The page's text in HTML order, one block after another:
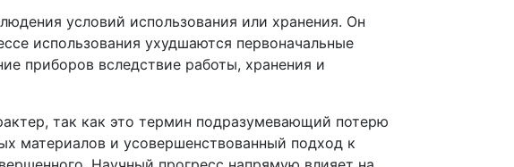
условий использования или хранения. Он
использования ухудшаются первоначальные
приборов вследствие работы, хранения и
так как это термин подразумевающий потерю
материалов и усовершенствованный подход к